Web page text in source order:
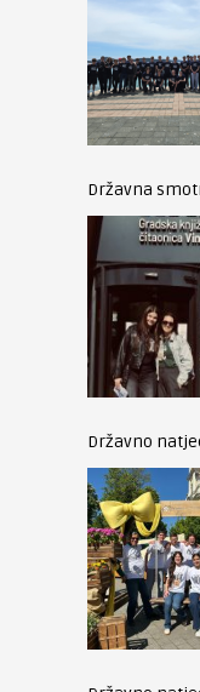
Državna
Državno